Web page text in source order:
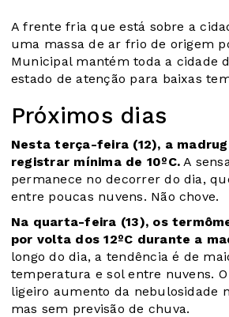
A frente fria que está sobre a
uma massa de ar frio de origem
Municipal mantém toda a cidade
estado de atenção para baixas
Próximos dias
Nesta terça-feira (12), a
registrar mínima de 10ºC. A
permanece no decorrer do dia,
entre poucas nuvens. Não chove.
Na quarta-feira (13), os
por volta dos 12ºC durante a
longo do dia, a tendência é de
temperatura e sol entre nuvens.
ligeiro aumento da nebulosidade
mas sem previsão de chuva.